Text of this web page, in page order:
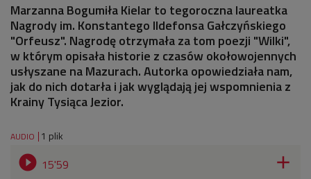
Marzanna Bogumiła Kielar to tegoroczna laureatka
Nagrody im. Konstantego Ildefonsa Gałczyńskiego
"Orfeusz". Nagrodę otrzymała za tom poezji "Wilki",
w którym opisała historie z czasów okołowojennych
usłyszane na Mazurach. Autorka opowiedziała nam,
jak do nich dotarła i jak wyglądają jej wspomnienia z
Krainy Tysiąca Jezior.
AUDIO 1 plik
 15'59 